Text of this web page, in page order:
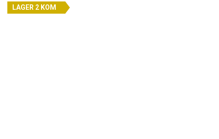
LAGER 2 KOM